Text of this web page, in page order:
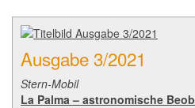
Ausgabe 3/2021
Stern-Mobil
La Palma – astronomische